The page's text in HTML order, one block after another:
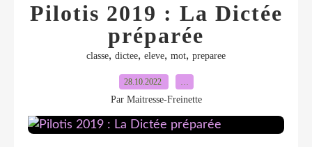
Pilotis 2019 : La Dictée
préparée
classe, dictee, eleve, mot, preparee
28.10.2022 …
Par Maitresse-Freinette